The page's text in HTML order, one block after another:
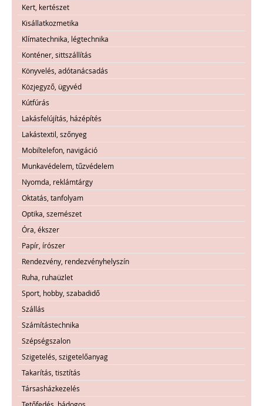
Kert, kertészet
Kisállatkozmetika
Klímatechnika, légtechnika
Konténer, sittszállítás
Könyvelés, adótanácsadás
Közjegyző, ügyvéd
Kútfúrás
Lakásfelújítás, házépítés
Lakástextil, szőnyeg
Mobiltelefon, navigáció
Munkavédelem, tűzvédelem
Nyomda, reklámtárgy
Oktatás, tanfolyam
Optika, szemészet
Óra, ékszer
Papír, írószer
Rendezvény, rendezvényhelyszín
Ruha, ruhaüzlet
Sport, hobby, szabadidő
Szállás
Számítástechnika
Szépségszalon
Szigetelés, szigetelőanyag
Takarítás, tisztítás
Társasházkezelés
Tetőfedés, bádogos